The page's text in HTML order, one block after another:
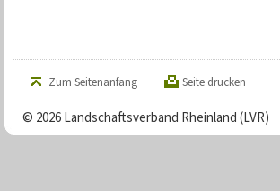
Zum Seitenanfang Seite drucken
© 2026 Landschaftsverband Rheinland (LVR)